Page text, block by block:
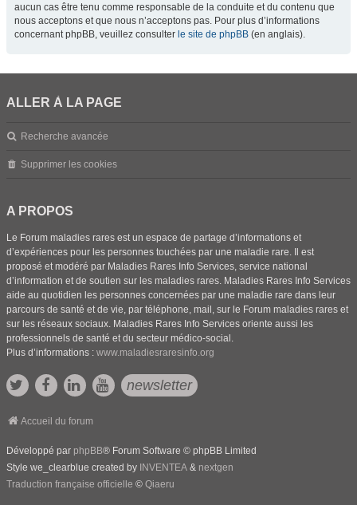
aucun cas être tenu comme responsable de la conduite et du contenu que
nous acceptons et que nous n’acceptons pas. Pour plus d’informations
concernant phpBB, veuillez consulter le site de phpBB (en anglais).
ALLER À LA PAGE
Recherche avancée
Supprimer les cookies
A PROPOS
Le Forum maladies rares est un espace de partage d’informations et
d’expériences pour les personnes touchées par une maladie rare. Il est
proposé et modéré par Maladies Rares Info Services, service national
d’information et de soutien sur les maladies rares. Maladies Rares Info Services
aide au quotidien les personnes concernées par une maladie rare dans leur
parcours de santé et de vie, par téléphone, mail, sur le Forum maladies rares et
sur les réseaux sociaux. Maladies Rares Info Services oriente aussi les
professionnels de santé et du secteur médico-social.
Plus d’informations : www.maladiesraresinfo.org
newsletter
Accueil du forum
Développé par phpBB® Forum Software © phpBB Limited
Style we_clearblue created by INVENTEA & nextgen
Traduction française officielle © Qiaeru